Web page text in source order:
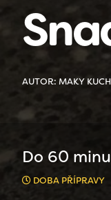
AUTOR: MAKY
Do 60
DOBA PŘÍPRAVY